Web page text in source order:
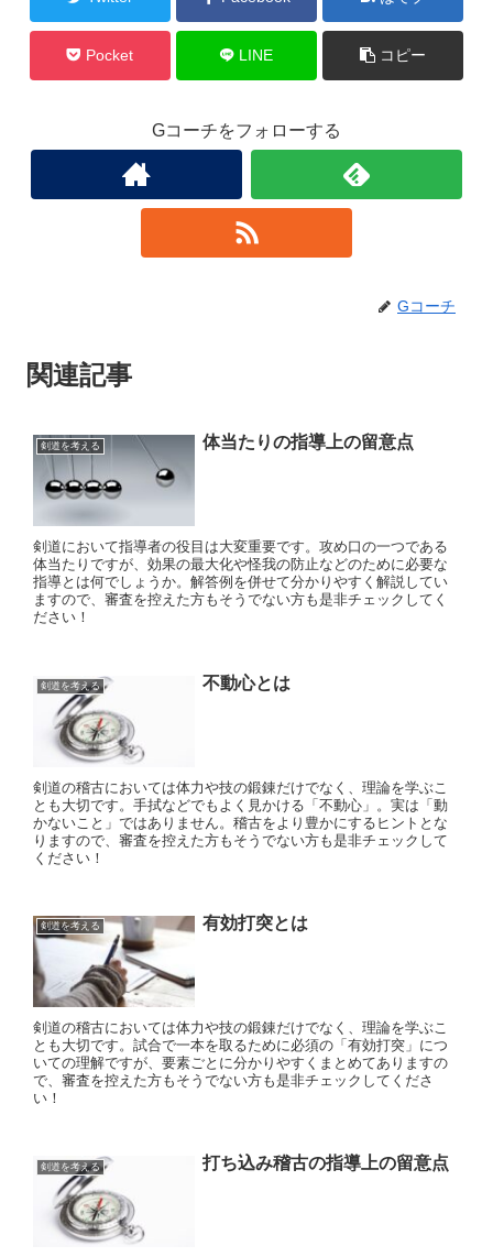
Pocket LINE コピー
Gコーチをフォローする
Gコーチ
関連記事
剣道を考える 体当たりの指導上の留意点
剣道において指導者の役目は大変重要です。攻め口の一つである
体当たりですが、効果の最大化や怪我の防止などのために必要な
指導とは何でしょうか。解答例を併せて分かりやすく解説してい
ますので、審査を控えた方もそうでない方も是非チェックしてく
ださい！
剣道を考える 不動心とは
剣道の稽古においては体力や技の鍛錬だけでなく、理論を学ぶこ
とも大切です。手拭などでもよく見かける「不動心」。実は「動
かないこと」ではありません。稽古をより豊かにするヒントとな
りますので、審査を控えた方もそうでない方も是非チェックして
ください！
剣道を考える 有効打突とは
剣道の稽古においては体力や技の鍛錬だけでなく、理論を学ぶこ
とも大切です。試合で一本を取るために必須の「有効打突」につ
いての理解ですが、要素ごとに分かりやすくまとめてありますの
で、審査を控えた方もそうでない方も是非チェックしてくださ
い！
剣道を考える 打ち込み稽古の指導上の留意点